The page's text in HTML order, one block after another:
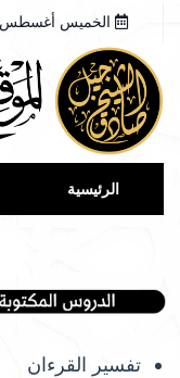
الخميس أغسطس 6, 2026
الرئيسية
تفسير القرءان